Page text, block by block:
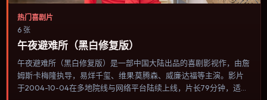
热门喜剧片
6 张
午夜避难所（黑白修复版）
午夜避难所（黑白修复版）是一部中国大陆出品的喜剧影视作，由詹
姆斯·卡梅隆执导，易烊千玺、维果·莫腾森、威廉·达福等主演。影片
于2004-10-04在多地院线与网络平台陆续上线，片长79分钟，适合